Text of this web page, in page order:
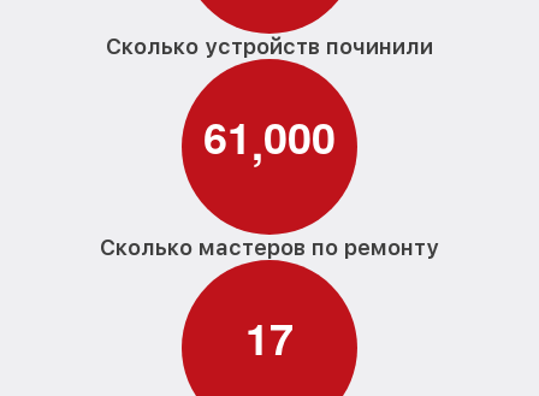
Сколько устройств починили
61,000
Сколько мастеров по ремонту
17